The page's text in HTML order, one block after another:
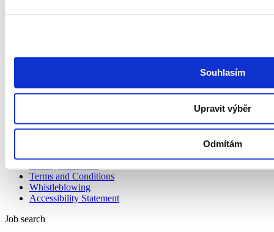
Souhlasím
Upravit výběr
Odmítám
Outplacement
About us
Contact
Podcast Redefining Recruitment
Privacy Policy and GoodCall’s Information Security
Terms and Conditions
Whistleblowing
Accessibility Statement
Job search